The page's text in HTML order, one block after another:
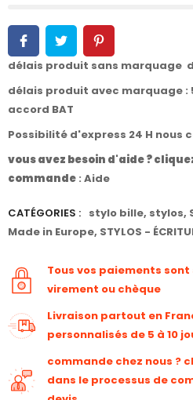
délais produit sans marquage
délais produit avec marquage :
accord BAT
Possibilité d'express 24 H nous
vous avez besoin d'aide ?
commande : Aide
CATÉGORIES : stylo bille, stylos,
Made in Europe, STYLOS -
Tous vos paiements
virement ou chèque
Livraison partout en
personnalisés de 5 à 10
commande chez nous ?
dans le processus de